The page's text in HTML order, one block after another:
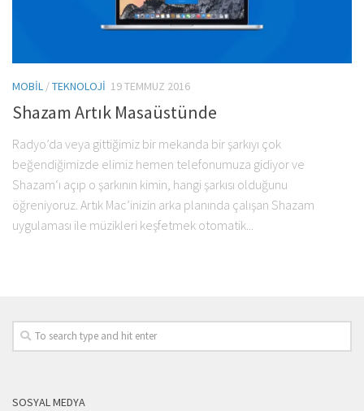
MOBIL /TEKNOLOJI 19 TEMMUZ 2016
Shazam Artık Masaüstünde
Radyo’da veya gittiğimiz bir mekanda bir şarkıyı çok
beğendiğimizde elimiz hemen telefonumuza gidiyor ve
Shazam‘ı açıp o şarkının kimin, hangi şarkısı olduğunu
öğreniyoruz. Artık Mac’inizin arka planında çalışan Shazam
uygulaması ile müzikleri keşfetmek otomatik...
SOSYAL MEDYA